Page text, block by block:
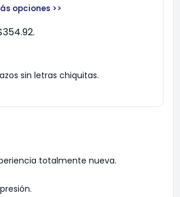
opciones >>
totalmente nueva.